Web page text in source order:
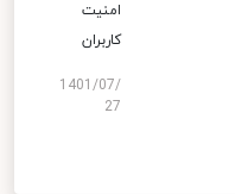
امنیت
کاربران
1401/07/
27